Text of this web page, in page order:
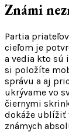
Známi
Partia
cieľom je
a vedia kto sú
si položíte
správu a aj
ukrývame vo
čiernymi
dokáže ublížiť
známych